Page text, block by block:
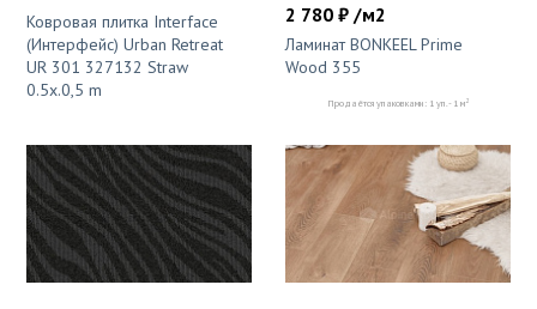
Ковровая плитка Interface
(Интерфейс) Urban Retreat
UR 301 327132 Straw
0.5х.0,5 m
2 780 ₽ /м2
Ламинат BONKEEL Prime
Wood 355
Продаётся упаковками: 1 уп. - 1 м2